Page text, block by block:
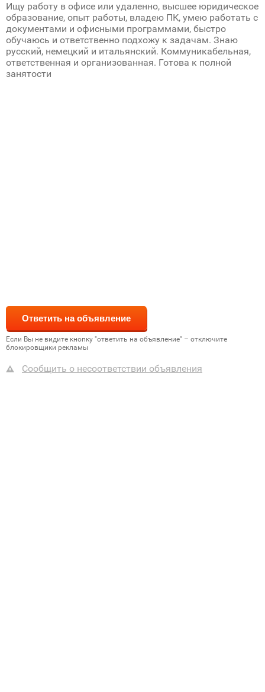
Ищу работу в офисе или удаленно, высшее юридическое
образование, опыт работы, владею ПК, умею работать с
документами и офисными программами, быстро
обучаюсь и ответственно подхожу к задачам. Знаю
русский, немецкий и итальянский. Коммуникабельная,
ответственная и организованная. Готова к полной
занятости
Если Вы не видите кнопку "ответить на объявление" – отключите
блокировщики рекламы
Сообщить о несоответствии объявления